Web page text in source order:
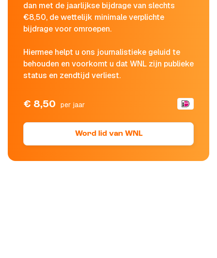
dan met de jaarlijkse bijdrage van slechts
€8,50, de wettelijk minimale verplichte
bijdrage voor omroepen.
Hiermee helpt u ons journalistieke geluid te
behouden en voorkomt u dat WNL zijn publieke
status en zendtijd verliest.
€ 8,50 per jaar
Word lid van WNL